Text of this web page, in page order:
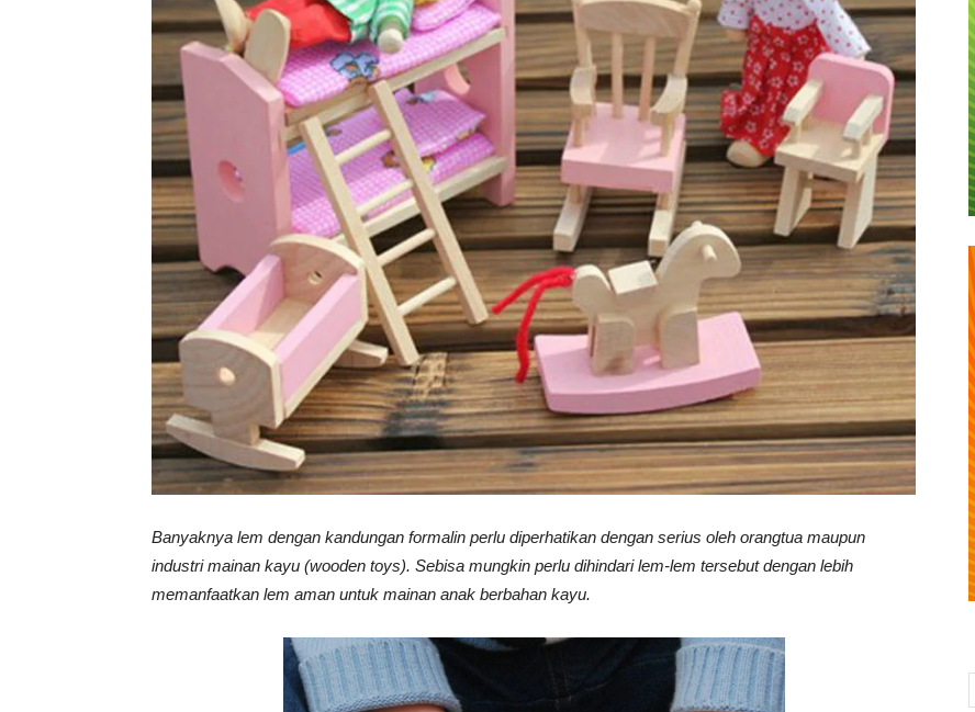
Kering,
Kuat
&
Tahan
Lama
Banyaknya lem dengan kandungan formalin perlu diperhatikan dengan serius oleh orangtua maupun
industri mainan kayu (wooden toys). Sebisa mungkin perlu dihindari lem-lem tersebut dengan lebih
memanfaatkan lem aman untuk mainan anak berbahan kayu.